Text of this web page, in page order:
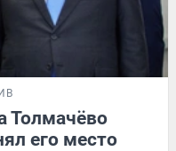
Толмачёво
его место